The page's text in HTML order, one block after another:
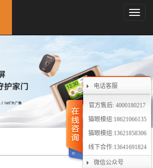
电话客服
官方售后: 4000180217
猫眼模组:18621066135
猫眼模组:13621858306
线下合作:13641691824
微信公众号
导
菜